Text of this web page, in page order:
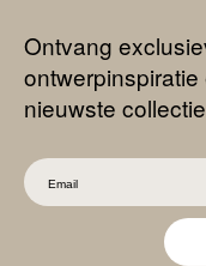
Ontvang
nieuwste